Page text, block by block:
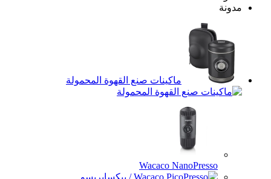
مدونة
ماكينات صنع القهوة المحمولة
Wacaco NanoPresso